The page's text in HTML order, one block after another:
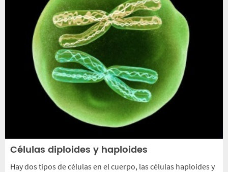
Células diploides y haploides
Hay dos tipos de células en el cuerpo, las células haploides y